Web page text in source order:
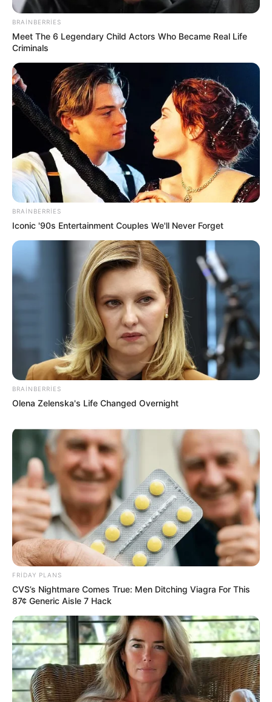
15:53 / 06 Avqust 2026 SİYASƏT
Rubinyanın yeni vəzifəsi Bakı-İrəvan
xəttinə necə təsir edəcək? –
açıqladı
88 0
15:45 / 06 Avqust 2026
Boğazı ağaran uşağa bunu etməyin! –
Həkimdən vacib xəbərdarlıq
0 0
15:30 / 06 Avqust 2026 CƏMİYYƏT
Azərbaycanda əhalinin yarısı artıq
çəkidənəziyyət çəkir
68 0 0
15:15 / 06 Avqust 2026
BRAINBERRIES
Meet The 6 Legendary Child Actors Who Became Real Life
Criminals
BRAINBERRIES
Iconic '90s Entertainment Couples We'll Never Forget
BRAINBERRIES
Olena Zelenska's Life Changed Overnight
FRIDAY PLANS
CVS’s Nightmare Comes True: Men Ditching Viagra For This
87¢ Generic Aisle 7 Hack